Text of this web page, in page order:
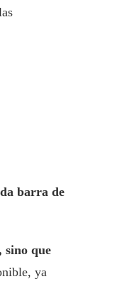
barra de
sino que
ya